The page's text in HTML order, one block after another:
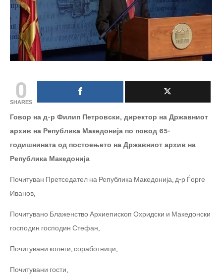
0
SHARES
Говор на д-р Филип Петровски, директор на Државниот
архив на Република Македонија по повод 65-
годишнината од постоењето на Државниот архив на
Република Македонија
Почитуван Претседател на Република Македонија, д-р Ѓорге
Иванов,
Почитувано Блаженство Архиепископ Охридски и Македонски
господин господин Стефан,
Почитувани колеги, соработници,
Почитувани гости,